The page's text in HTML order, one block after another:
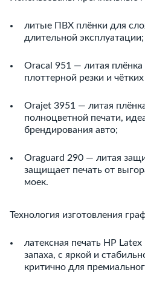
литые ПВХ плёнки для
длительной эксплуатации;
Oracal 951 — литая
плоттерной резки и
Orajet 3951 — литая
полноцветной печати,
брендирования авто;
Oraguard 290 — литая
защищает печать от
моек.
Технология изготовления
латексная печать HP
запаха, с яркой и
критично для